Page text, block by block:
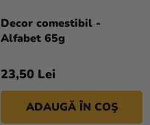
Decor comestibil -
Alfabet 65g
23,50 Lei
ADAUGĂ ÎN COŞ